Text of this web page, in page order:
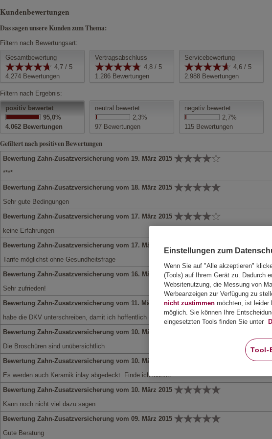
Kundenbewertungen
Das sagen unsere Kunden zum Thema:
Filtern nach Bewertungsart:
Gesamtbewertung
4,7 / 5
4.274 Bewertungen
Vertragsabschluss
4,8 / 5
1.286 Bewertungen
Servicebewertung
4,6 / 5
2.988 Bewertungen
Filtern nach Ergebnis:
positiv bewertet
95,0%
4.062 Bewertungen
neutral bewertet
2,3%
97 Bewertungen
negativ bewertet
2,7%
115 Bewertungen
Gefiltert nach positiven Bewertungen
Bewertung Zahn-Zusatzversicherung vom 19. März 2015
****
Bewertung Zahn-Zusatzversicherung vom 18. März 2015
Sehr gute Bedingungen
Bewertung Zahn-Zusatzversicherung vom 17. März 2015
keine Erfahrungen
Bewertung Zahn-Zusatzversicherung vom 17. März 2015
Tarife möglichst ohne Gesundheitsfrage
Bewertung Zahn-Zusatzversicherung vom 16. März 2015
Sehr zufrieden!
Bewertung Zahn-Zusatzversicherung vom 11. März 2015
habe die DKV unterschreiben, damit ich hoffentlich die höchstmögliche Leistung erhalte!!
Bewertung Zahn-Zusatzversicherung vom 10. März 2015
Die Broschüren sind unübersichtlich
Bewertung Zahn-Zusatzversicherung vom 10. März 2015
Es werden auch Keramik inlay abgedeckt. Finde ich klasse
Bewertung Zahn-Zusatzversicherung vom 10. März 2015
Kann noch nicht viel dazu sagen
Bewertung Zahn-Zusatzversicherung vom 09. März 2015
Gute Beratung
Einstellungen zum
Wenn Sie auf "Alle akzeptieren"
(Tools) auf Ihrem Gerät zu. Dadurch
Websitenutzung, die Messung von
Werbeanzeigen zur Verfügung zu
nicht zustimmen möchten, ist leider
möglich. Sie können Ihre
eingesetzten Tools finden Sie unter
Tool-